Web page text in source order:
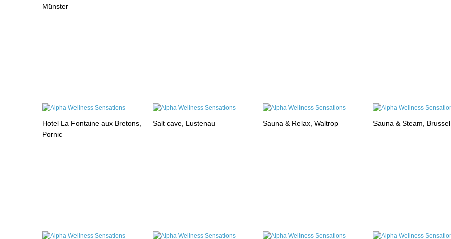
Münster
Hotel La Fontaine aux Bretons,
Pornic
Salt cave, Lustenau Sauna & Relax, Waltrop Sauna & Steam, Brussel